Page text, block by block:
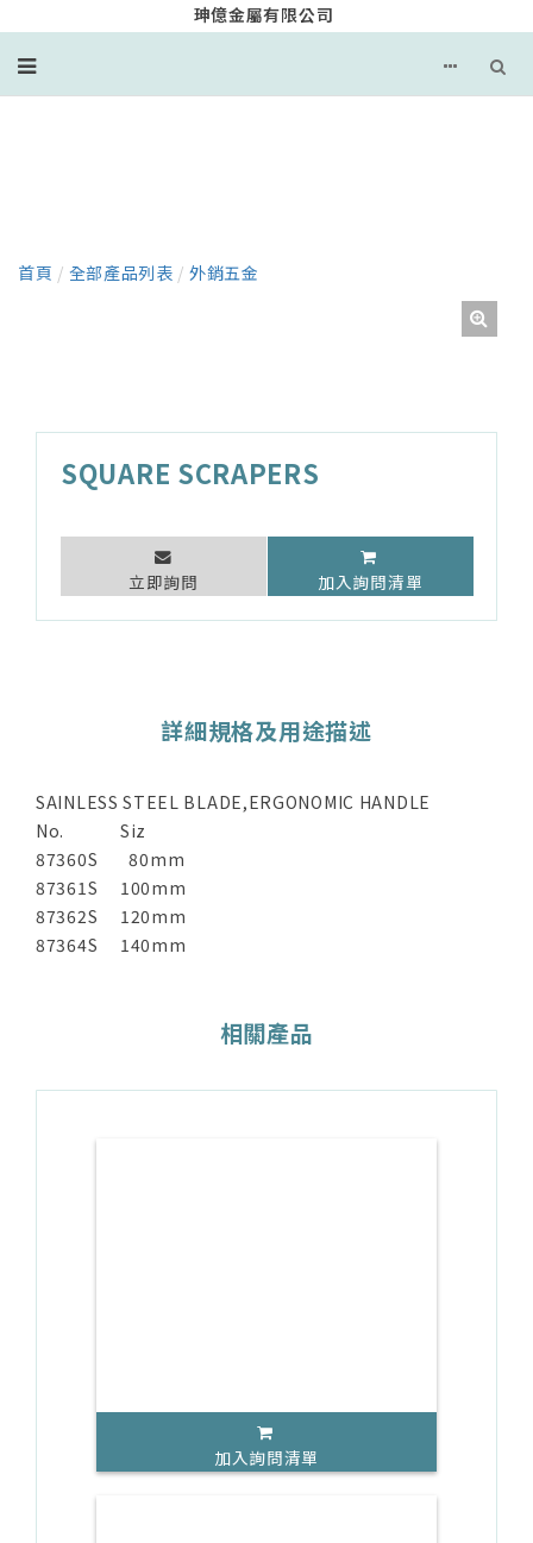
珅億金屬有限公司
首頁 / 全部產品列表 / 外銷五金
SQUARE SCRAPERS
立即詢問 加入詢問清單
詳細規格及用途描述
SAINLESS STEEL BLADE,ERGONOMIC HANDLE
No.
Siz
87360S
80mm
87361S
100mm
87362S
120mm
87364S
140mm
相關產品
加入詢問清單